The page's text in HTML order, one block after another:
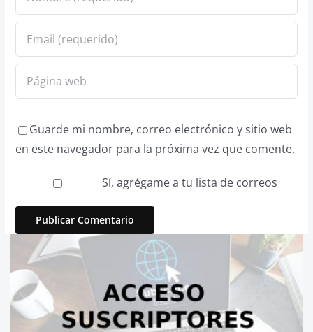
Guarde mi nombre, correo electrónico y sitio web
en este navegador para la próxima vez que comente.
Sí, agrégame a tu lista de correos